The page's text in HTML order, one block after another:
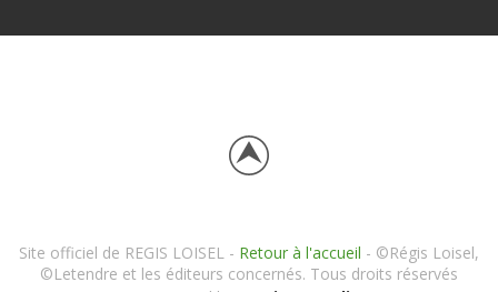
Site officiel de REGIS LOISEL - Retour à l'accueil - ©Régis Loisel,
©Letendre et les éditeurs concernés. Tous droits réservés